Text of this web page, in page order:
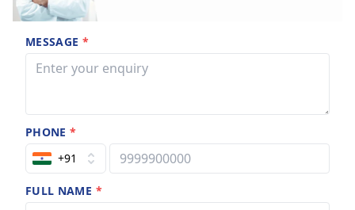
MESSAGE *
PHONE*
+91
FULL NAME *